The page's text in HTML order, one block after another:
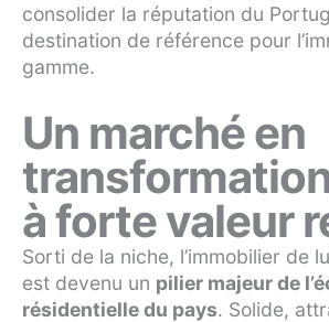
consolider la réputation du
destination de référence pour
gamme.
Un marché en
à forte valeur
Sorti de la niche, l’immobilier de
est devenu un pilier majeur de
résidentielle du pays. Solide,